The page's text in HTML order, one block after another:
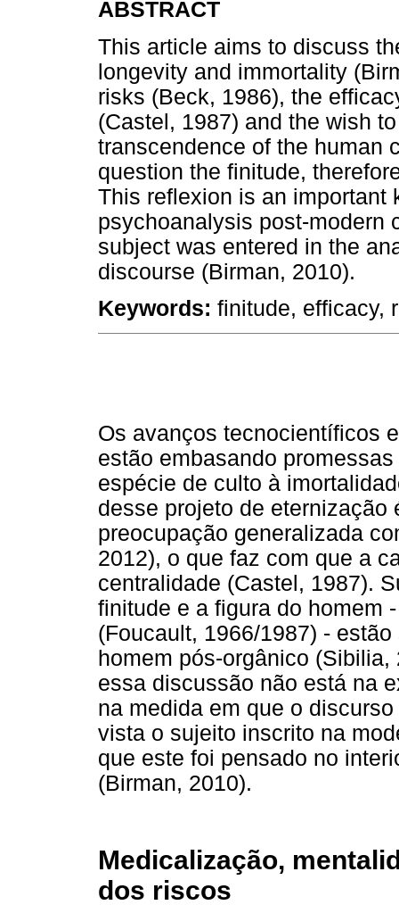
ABSTRACT
This article aims to discuss
longevity and immortality
risks (Beck, 1986), the
(Castel, 1987) and the wish
transcendence of the human
question the finitude,
This reflexion is an important
psychoanalysis post-modern
subject was entered in the
discourse (Birman, 2010).
Keywords: finitude, efficacy,
Os avanços tecnocientíficos
estão embasando
espécie de culto à
desse projeto de eternização
preocupação generalizada
2012), o que faz com que a
centralidade (Castel, 1987).
finitude e a figura do homem
(Foucault, 1966/1987) -
homem pós-orgânico
essa discussão não está na
na medida em que o
vista o sujeito inscrito na
que este foi pensado no
(Birman, 2010).
Medicalização,
dos riscos